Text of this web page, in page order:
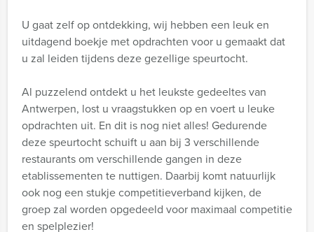
U gaat zelf op ontdekking, wij hebben een leuk en
uitdagend boekje met opdrachten voor u gemaakt dat
u zal leiden tijdens deze gezellige speurtocht.
Al puzzelend ontdekt u het leukste gedeeltes van
Antwerpen, lost u vraagstukken op en voert u leuke
opdrachten uit. En dit is nog niet alles! Gedurende
deze speurtocht schuift u aan bij 3 verschillende
restaurants om verschillende gangen in deze
etablissementen te nuttigen. Daarbij komt natuurlijk
ook nog een stukje competitieverband kijken, de
groep zal worden opgedeeld voor maximaal competitie
en spelplezier!